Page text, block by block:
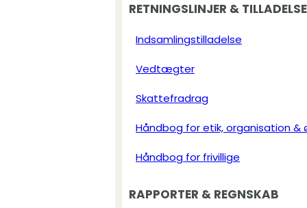
RETNINGSLINJER &
Indsamlingstilladelse
Vedtægter
Skattefradrag
Håndbog for etik, organisation &
Håndbog for frivillige
RAPPORTER & REGNSKAB